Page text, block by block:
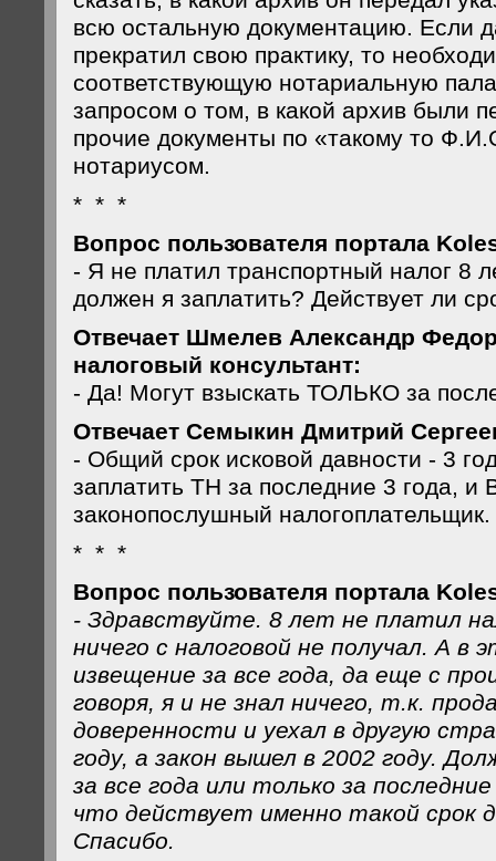
всю остальную документацию. Если
прекратил свою практику, то
соответствующую нотариальную
запросом о том, в какой архив были
прочие документы по «такому то
нотариусом.
* * *
Вопрос пользователя портала
- Я не платил транспортный налог 8
должен я заплатить? Действует ли
Отвечает Шмелев Александр
налоговый консультант:
- Да! Могут взыскать ТОЛЬКО за
Отвечает Семыкин Дмитрий
- Общий срок исковой давности - 3
заплатить ТН за последние 3 года, и
законопослушный налогоплательщик.
* * *
Вопрос пользователя портала
- Здравствуйте. 8 лет не платил
ничего с налоговой не получал. А в
извещение за все года, да еще с
говоря, я и не знал ничего, т.к.
доверенности и уехал в другую
году, а закон вышел в 2002 году.
за все года или только за
что действует именно такой срок
Спасибо.